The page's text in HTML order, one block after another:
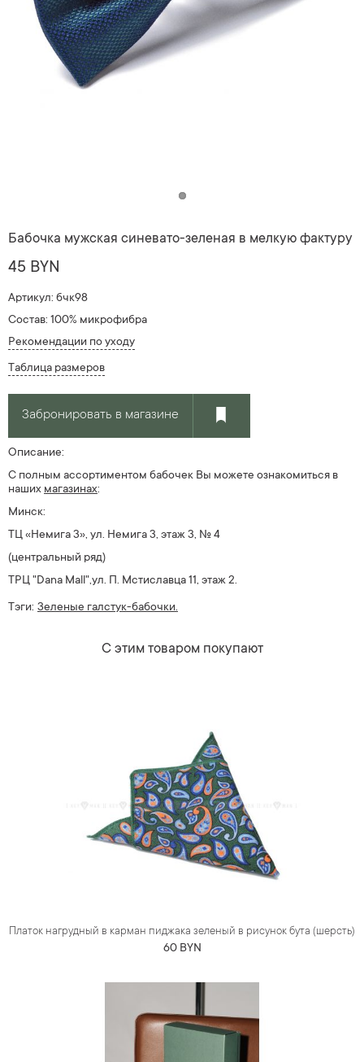
Бабочка мужская синевато-зеленая в мелкую фактуру
45 BYN
Артикул: бчк98
Состав: 100% микрофибра
Рекомендации по уходу
Таблица размеров
Забронировать в магазине
Описание:
С полным ассортиментом бабочек Вы можете ознакомиться в
наших магазинах:
Минск:
ТЦ «Немига 3», ул. Немига 3, этаж 3, № 4
(центральный ряд)
ТРЦ "Dana Mall",ул. П. Мстиславца 11, этаж 2.
Тэги: Зеленые галстук-бабочки.
С этим товаром покупают
Платок нагрудный в карман пиджака зеленый в рисунок бута (шерсть)
60 BYN